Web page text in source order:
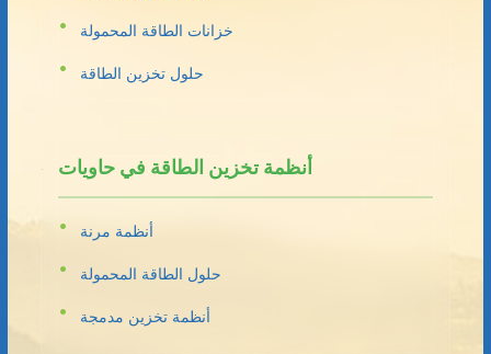
خزانات الطاقة المحمولة
حلول تخزين الطاقة
أنظمة تخزين الطاقة في حاويات
أنظمة مرنة
حلول الطاقة المحمولة
أنظمة تخزين مدمجة